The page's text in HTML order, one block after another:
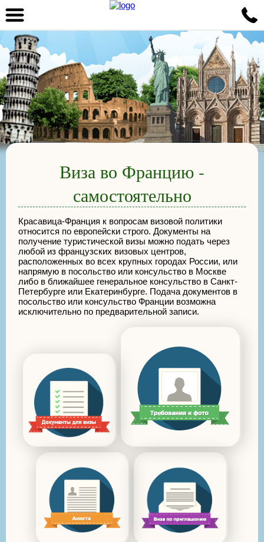
Виза во Францию -
самостоятельно
Красавица-Франция к вопросам визовой политики
относится по европейски строго. Документы на
получение туристической визы можно подать через
любой из французских визовых центров,
расположенных во всех крупных городах России, или
напрямую в посольство или консульство в Москве
либо в ближайшее генеральное консульство в Санкт-
Петербурге или Екатеринбурге. Подача документов в
посольство или консульство Франции возможна
исключительно по предварительной записи.